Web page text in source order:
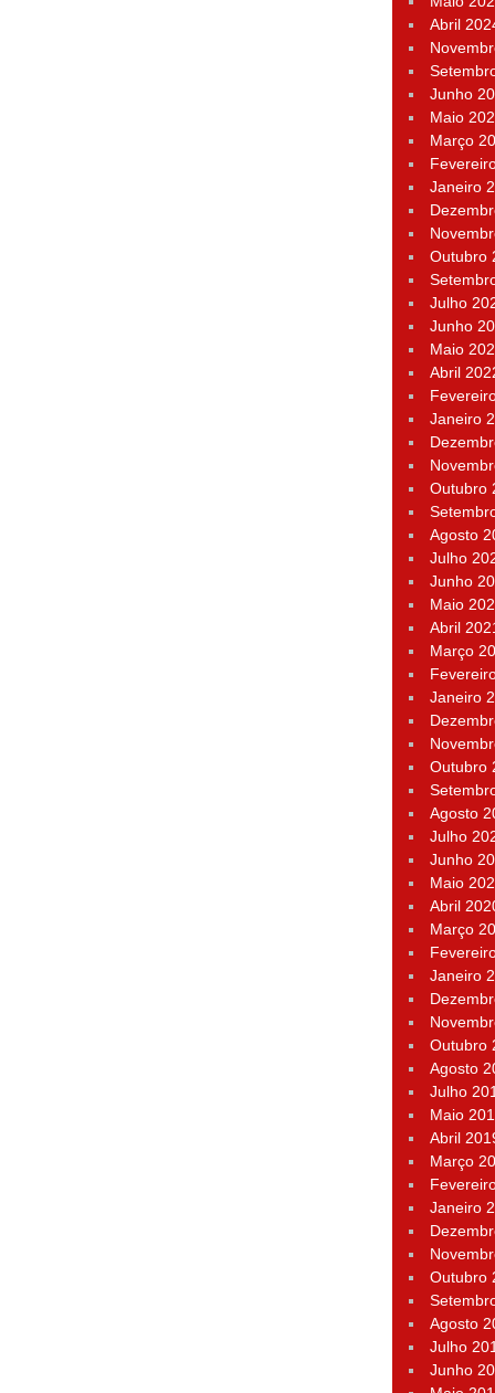
Abril
Junho
Maio
Março
Janeiro
Outubro
Julho
Junho
Maio
Abril
Janeiro
Outubro
Agosto
Julho
Junho
Maio
Abril
Março
Janeiro
Outubro
Agosto
Julho
Junho
Maio
Abril
Março
Janeiro
Outubro
Agosto
Julho
Maio
Abril
Março
Janeiro
Outubro
Agosto
Julho
Junho